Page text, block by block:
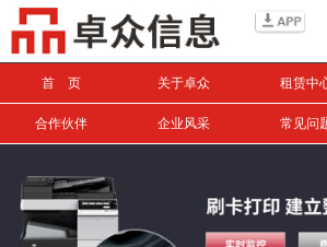
首 页 关于卓众 租赁中
合作伙伴 企业风采 常见问